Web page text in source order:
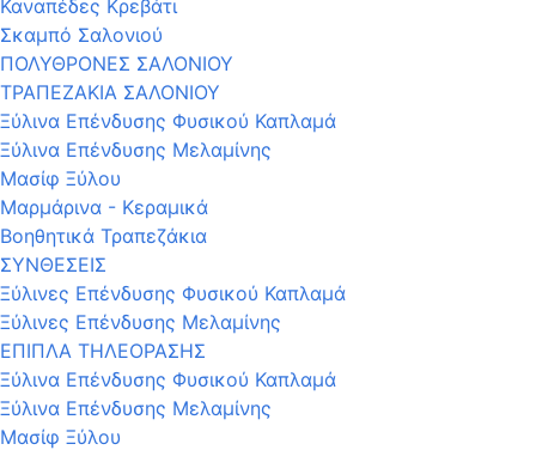
Καναπέδες Κρεβάτι
Σκαμπό Σαλονιού
ΠΟΛΥΘΡΟΝΕΣ ΣΑΛΟΝΙΟΥ
ΤΡΑΠΕΖΑΚΙΑ ΣΑΛΟΝΙΟΥ
Ξύλινα Επένδυσης Φυσικού Καπλαμά
Ξύλινα Επένδυσης Μελαμίνης
Μασίφ Ξύλου
Μαρμάρινα - Κεραμικά
Βοηθητικά Τραπεζάκια
ΣΥΝΘΕΣΕΙΣ
Ξύλινες Επένδυσης Φυσικού Καπλαμά
Ξύλινες Επένδυσης Μελαμίνης
ΕΠΙΠΛΑ ΤΗΛΕΟΡΑΣΗΣ
Ξύλινα Επένδυσης Φυσικού Καπλαμά
Ξύλινα Επένδυσης Μελαμίνης
Μασίφ Ξύλου